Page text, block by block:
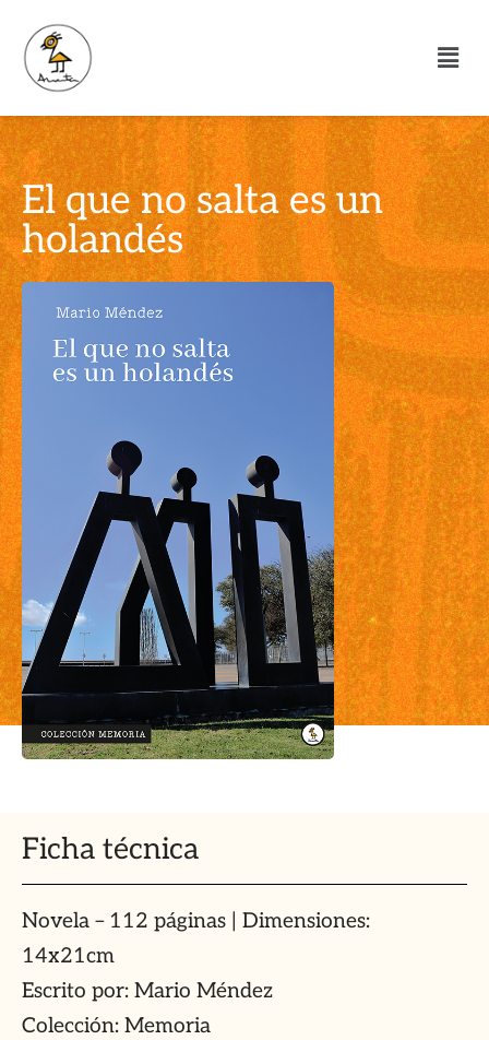
El que no salta es un
holandés
Ficha técnica
Novela – 112 páginas | Dimensiones:
14x21cm
Escrito por: Mario Méndez
Colección: Memoria